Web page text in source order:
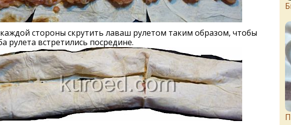
стороны скрутить лаваш рулетом таким образом, чтобы
рулета встретились посредине.